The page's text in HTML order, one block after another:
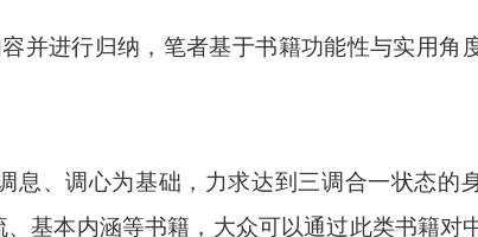
并进行归纳，笔者基于书籍功能性与实用角
息、调心为基础，力求达到三调合一状态的
基本内涵等书籍，大众可以通过此类书籍对